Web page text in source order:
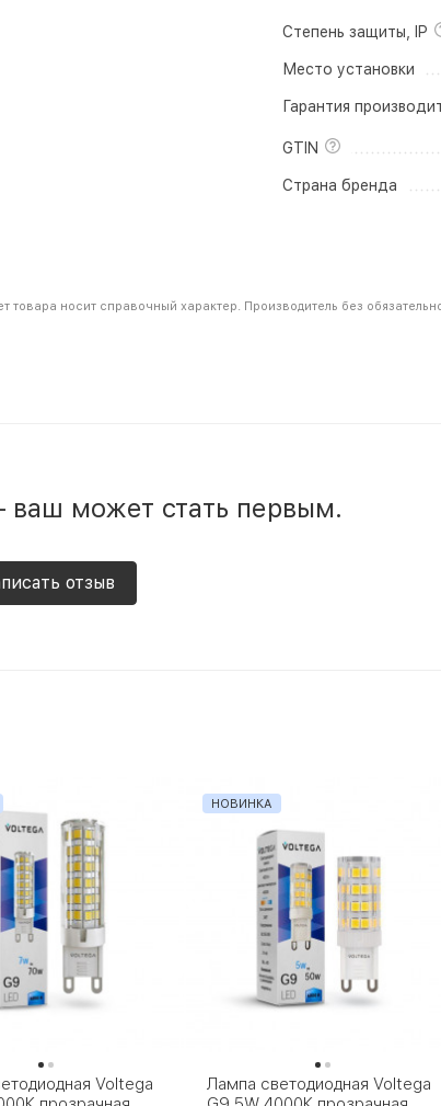
Степень защиты, IP
Место установки
Гарантия
GTIN
Страна бренда
носит справочный характер. Производитель без
может стать первым.
отзыв
Voltega
НОВИНКА
Лампа светодиодная Voltega